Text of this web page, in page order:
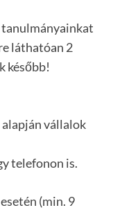
tanulmányainkat
láthatóan 2
később!
vállalok
telefonon is.
(min. 9